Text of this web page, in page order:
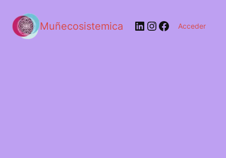
Muñecosistemica LinkedIn
Instagram
Facebook
Acceder